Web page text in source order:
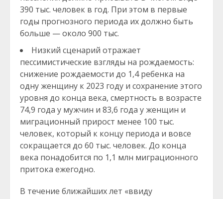
390 тыс. человек в год. При этом в первые
годы прогнозного периода их должно быть
больше — около 900 тыс.
Низкий сценарий отражает
пессимистические взгляды на рождаемость:
снижение рождаемости до 1,4 ребенка на
одну женщину к 2023 году и сохранение этого
уровня до конца века, смертность в возрасте
74,9 года у мужчин и 83,6 года у женщин и
миграционный прирост менее 100 тыс.
человек, который к концу периода и вовсе
сокращается до 60 тыс. человек. До конца
века понадобится по 1,1 млн миграционного
притока ежегодно.
В течение ближайших лет «ввиду